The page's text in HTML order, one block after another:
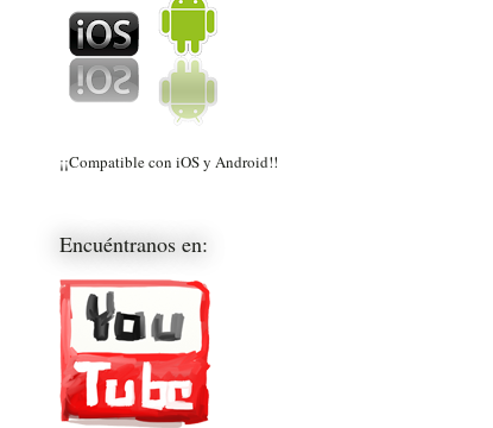
¡¡Compatible con iOS y Android!!
Encuéntranos en: